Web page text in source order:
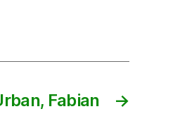
→
Fabian